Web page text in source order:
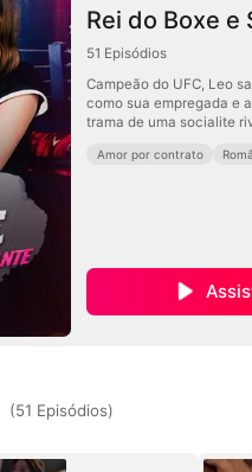
Rei do Boxe e
51 Episódios
Campeão do UFC, Leo
como sua empregada e
trama de uma socialite
Amor por contrato
(51 Episódios)